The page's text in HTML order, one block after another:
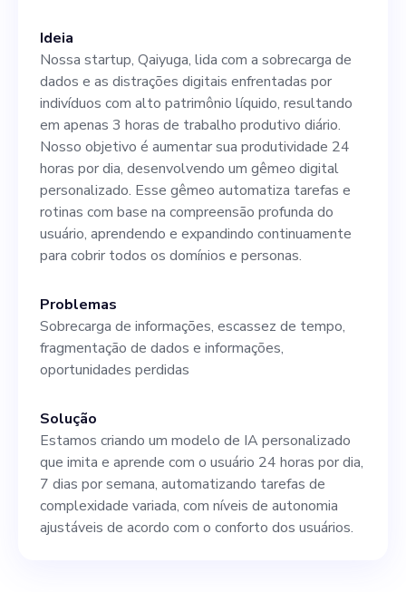
trabalho. Junte-se a nós em
nossa jornada para
revolucionar a produtividade
e liberar todo o potencial de
indivíduos com alto
patrimônio líquido por meio
de nossa plataforma digital
dupla de ponta, Qaiyuga.
Ideia
Nossa startup, Qaiyuga, lida com a sobrecarga de
dados e as distrações digitais enfrentadas por
indivíduos com alto patrimônio líquido, resultando
em apenas 3 horas de trabalho produtivo diário.
Nosso objetivo é aumentar sua produtividade 24
horas por dia, desenvolvendo um gêmeo digital
personalizado. Esse gêmeo automatiza tarefas e
rotinas com base na compreensão profunda do
usuário, aprendendo e expandindo continuamente
para cobrir todos os domínios e personas.
Problemas
Sobrecarga de informações, escassez de tempo,
fragmentação de dados e informações,
oportunidades perdidas
Solução
Estamos criando um modelo de IA personalizado
que imita e aprende com o usuário 24 horas por dia,
7 dias por semana, automatizando tarefas de
complexidade variada, com níveis de autonomia
ajustáveis de acordo com o conforto dos usuários.